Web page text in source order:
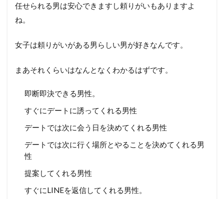
任せられる男は安心できますし頼りがいもありますよ
ね。
女子は頼りがいがある男らしい男が好きなんです。
まあそれくらいはなんとなくわかるはずです。
即断即決できる男性。
すぐにデートに誘ってくれる男性
デートでは次に会う日を決めてくれる男性
デートでは次に行く場所とやることを決めてくれる男
性
提案してくれる男性
すぐにLINEを返信してくれる男性。